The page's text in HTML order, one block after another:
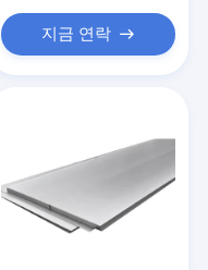
도매하세요
지금 연락